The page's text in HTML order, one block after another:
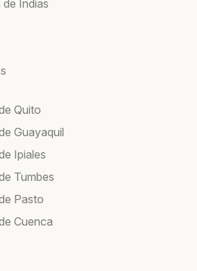
Indias
Quito
Guayaquil
Ipiales
Tumbes
Pasto
Cuenca